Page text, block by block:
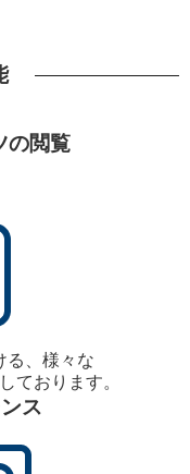
の閲覧
る、様々な
ております。
ス